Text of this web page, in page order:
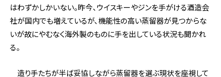
はわずかしかいない。昨今、ウイスキーやジンを手がける酒造会
社が国内でも増えているが、機能性の高い蒸留器が見つからな
いが故にやむなく海外製のものに手を出している状況も聞かれ
る。
造り手たちが半ば妥協しながら蒸留器を選ぶ現状を座視して